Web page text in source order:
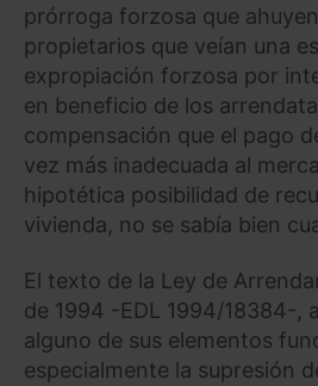
prórroga forzosa que
propietarios que veían una
expropiación forzosa por
en beneficio de los
compensación que el pago
vez más inadecuada al
hipotética posibilidad de
vivienda, no se sabía bien
El texto de la Ley de
de 1994 -EDL 1994/18384-,
alguno de sus elementos
especialmente la supresión